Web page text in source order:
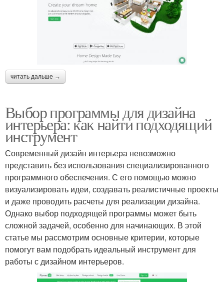
читать дальше →
Выбор программы для дизайна
интерьера: как найти подходящий
инструмент
Современный дизайн интерьера невозможно
представить без использования специализированного
программного обеспечения. С его помощью можно
визуализировать идеи, создавать реалистичные проекты
и даже проводить расчеты для реализации дизайна.
Однако выбор подходящей программы может быть
сложной задачей, особенно для начинающих. В этой
статье мы рассмотрим основные критерии, которые
помогут вам подобрать идеальный инструмент для
работы с дизайном интерьеров.